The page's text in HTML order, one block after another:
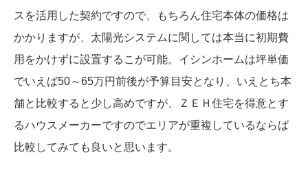
スを活用した契約ですので、もちろん住宅本体の価格は
かかりますが、太陽光システムに関しては本当に初期費
用をかけずに設置するこが可能。イシンホームは坪単価
でいえば50～65万円前後が予算目安となり、いえとち本
舗と比較すると少し高めですが、ＺＥＨ住宅を得意とす
るハウスメーカーですのでエリアが重複しているならば
比較してみても良いと思います。